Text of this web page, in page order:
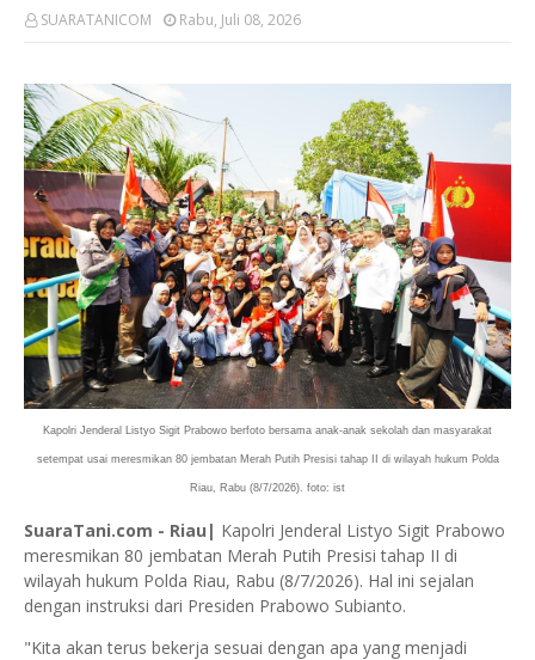
SUARATANICOM Rabu, Juli 08, 2026
Kapolri Jenderal Listyo Sigit Prabowo berfoto bersama anak-anak sekolah dan masyarakat
setempat usai meresmikan 80 jembatan Merah Putih Presisi tahap II di wilayah hukum Polda
Riau, Rabu (8/7/2026). foto: ist
SuaraTani.com - Riau| Kapolri Jenderal Listyo Sigit Prabowo
meresmikan 80 jembatan Merah Putih Presisi tahap II di
wilayah hukum Polda Riau, Rabu (8/7/2026). Hal ini sejalan
dengan instruksi dari Presiden Prabowo Subianto.
"Kita akan terus bekerja sesuai dengan apa yang menjadi